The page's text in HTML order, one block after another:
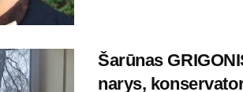
Šarūnas
narys,